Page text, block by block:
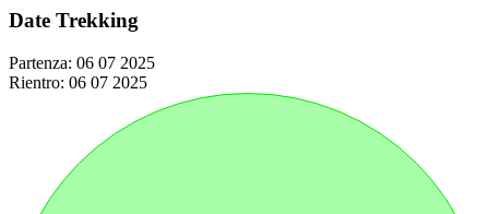
Date Trekking
Partenza: 06 07 2025
Rientro: 06 07 2025